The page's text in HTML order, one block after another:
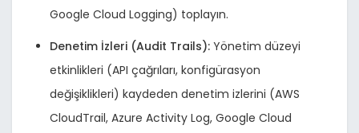
Google Cloud Logging) toplayın.
Denetim İzleri (Audit Trails): Yönetim düzeyi
etkinlikleri (API çağrıları, konfigürasyon
değişiklikleri) kaydeden denetim izlerini (AWS
CloudTrail, Azure Activity Log, Google Cloud